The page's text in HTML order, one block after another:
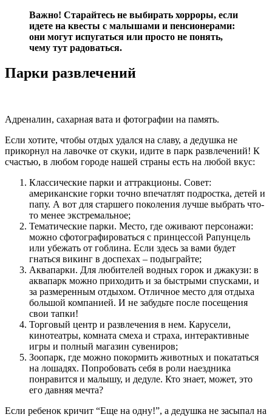
Важно! Старайтесь не выбирать хорроры, если
идете на квесты с малышами и пенсионерами:
они могут испугаться или просто не понять,
чему тут радоваться.
Парки развлечений
Адреналин, сахарная вата и фотографии на память.
Если хотите, чтобы отдых удался на славу, а дедушка не
прикорнул на лавочке от скуки, идите в парк развлечений! К
счастью, в любом городе нашей страны есть на любой вкус:
Классические парки и аттракционы. Совет:
американские горки точно впечатлят подростка, детей и
папу. А вот для старшего поколения лучше выбрать что-
то менее экстремальное;
Тематические парки. Место, где оживают персонажи:
можно сфотографироваться с принцессой Рапунцель
или убежать от гоблина. Если здесь за вами будет
гнаться викинг в доспехах – подыграйте;
Аквапарки. Для любителей водных горок и джакузи: в
аквапарк можно приходить и за быстрыми спусками, и
за размеренным отдыхом. Отличное место для отдыха
большой компанией. И не забудьте после посещения
свои тапки!
Торговый центр и развлечения в нем. Карусели,
кинотеатры, комната смеха и страха, интерактивные
игры и полный магазин сувениров;
Зоопарк, где можно покормить животных и покататься
на лошадях. Попробовать себя в роли наездника
понравится и малышу, и дедуле. Кто знает, может, это
его давняя мечта?
Если ребенок кричит “Еще на одну!”, а дедушка не засыпал на